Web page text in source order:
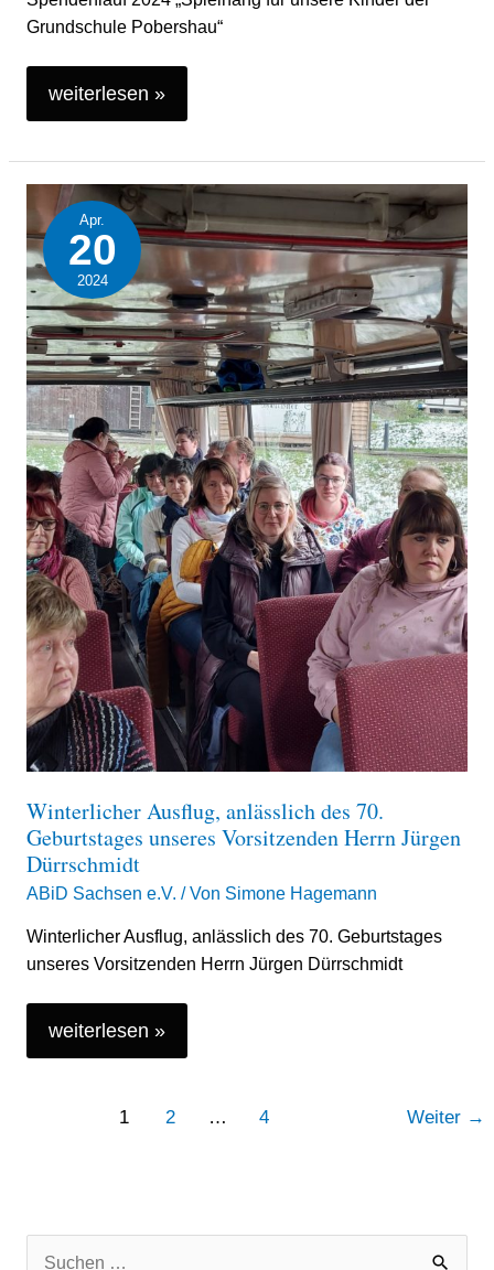
Grundschule Pobershau“
weiterlesen »
Apr.
20
2024
Winterlicher Ausflug, anlässlich des 70.
Geburtstages unseres Vorsitzenden Herrn Jürgen
Dürrschmidt
ABiD Sachsen e.V. / Von Simone Hagemann
Winterlicher Ausflug, anlässlich des 70. Geburtstages
unseres Vorsitzenden Herrn Jürgen Dürrschmidt
Winterlicher
Ausflug,
anlässlich
des
70.
Geburtstages
unseres
Vorsitzenden
Herrn
Jürgen
Dürrschmidt
weiterlesen »
1 2 … 4 Weiter →